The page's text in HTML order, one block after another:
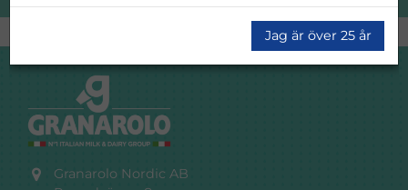
Jag är över 25 år
Granarolo Nordic AB